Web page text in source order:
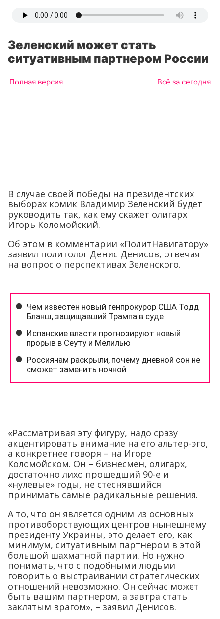
Зеленский может стать
ситуативным партнером России
Полная версия Всё за сегодня
В случае своей победы на президентских
выборах комик Владимир Зеленский будет
руководить так, как ему скажет олигарх
Игорь Коломойский.
Об этом в комментарии «ПолитНавигатору»
заявил политолог Денис Денисов, отвечая
на вопрос о перспективах Зеленского.
«Рассматривая эту фигуру, надо сразу
акцентировать внимание на его альтер-эго,
а конкретнее говоря – на Игоре
Коломойском. Он – бизнесмен, олигарх,
достаточно лихо прошедший 90-е и
«нулевые» годы, не стеснявшийся
принимать самые радикальные решения.
А то, что он является одним из основных
противоборствующих центров нынешнему
президенту Украины, это делает его, как
минимум, ситуативным партнером в этой
большой шахматной партии. Но нужно
понимать, что с подобными людьми
говорить о выстраивании стратегических
отношений невозможно. Он сейчас может
быть вашим партнером, а завтра стать
заклятым врагом», – заявил Денисов.